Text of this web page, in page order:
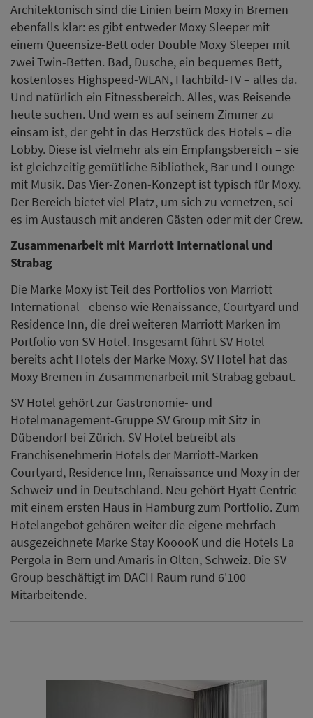
Architektonisch sind die Linien beim Moxy in Bremen
ebenfalls klar: es gibt entweder Moxy Sleeper mit
einem Queensize-Bett oder Double Moxy Sleeper mit
zwei Twin-Betten. Bad, Dusche, ein bequemes Bett,
kostenloses Highspeed-WLAN, Flachbild-TV – alles da.
Und natürlich ein Fitnessbereich. Alles, was Reisende
heute suchen. Und wem es auf seinem Zimmer zu
einsam ist, der geht in das Herzstück des Hotels – die
Lobby. Diese ist vielmehr als ein Empfangsbereich – sie
ist gleichzeitig gemütliche Bibliothek, Bar und Lounge
mit Musik. Das Vier-Zonen-Konzept ist typisch für Moxy.
Der Bereich bietet viel Platz, um sich zu vernetzen, sei
es im Austausch mit anderen Gästen oder mit der Crew.
Zusammenarbeit mit Marriott International und
Strabag
Die Marke Moxy ist Teil des Portfolios von Marriott
International– ebenso wie Renaissance, Courtyard und
Residence Inn, die drei weiteren Marriott Marken im
Portfolio von SV Hotel. Insgesamt führt SV Hotel
bereits acht Hotels der Marke Moxy. SV Hotel hat das
Moxy Bremen in Zusammenarbeit mit Strabag gebaut.
SV Hotel gehört zur Gastronomie- und
Hotelmanagement-Gruppe SV Group mit Sitz in
Dübendorf bei Zürich. SV Hotel betreibt als
Franchisenehmerin Hotels der Marriott-Marken
Courtyard, Residence Inn, Renaissance und Moxy in der
Schweiz und in Deutschland. Neu gehört Hyatt Centric
mit einem ersten Haus in Hamburg zum Portfolio. Zum
Hotelangebot gehören weiter die eigene mehrfach
ausgezeichnete Marke Stay KooooK und die Hotels La
Pergola in Bern und Amaris in Olten, Schweiz. Die SV
Group beschäftigt im DACH Raum rund 6'100
Mitarbeitende.